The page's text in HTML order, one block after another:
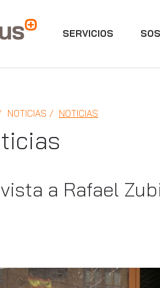
SERVICIOS
NOTICIAS NOTICIAS
a Rafael